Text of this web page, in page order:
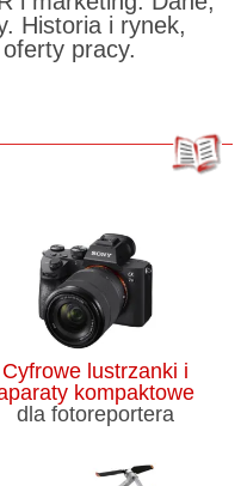
Historia i rynek,
pracy.
Cyfrowe lustrzanki i
kompaktowe
dla fotoreportera